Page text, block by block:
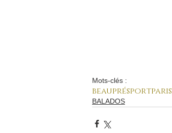
Mots-clés :
beauprésportparis
BALADOS